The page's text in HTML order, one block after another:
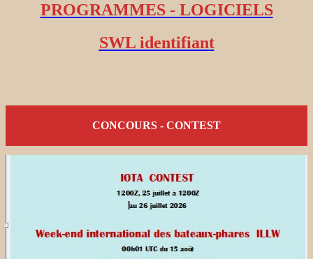
PROGRAMMES - LOGICIELS
SWL identifiant
CONCOURS - CONTEST